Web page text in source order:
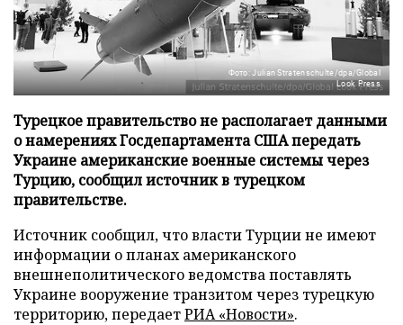
Фото: Julian Stratenschulte/dpa/Global
Look Press
Турецкое правительство не располагает данными
о намерениях Госдепартамента США передать
Украине американские военные системы через
Турцию, сообщил источник в турецком
правительстве.
Источник сообщил, что власти Турции не имеют
информации о планах американского
внешнеполитического ведомства поставлять
Украине вооружение транзитом через турецкую
территорию, передаетРИА «Новости».